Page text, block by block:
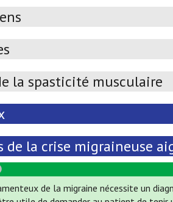
la spasticité musculaire
de la crise migraineuse
de la migraine nécessite un